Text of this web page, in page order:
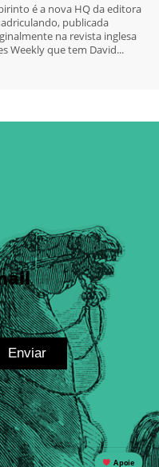
é a nova HQ da editora
publicada
na revista inglesa
Weekly que tem David...
Enviar
Apoie